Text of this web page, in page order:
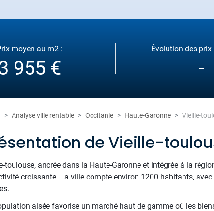
moyen au m2 :
955 €
Évolution des prix
-
Analyse ville rentable Occitanie Haute-Garonne Vieille-
de Vieille-
toulouse, ancrée dans la Haute-Garonne et intégrée à la
croissante. La ville compte environ 1200 habitants,
aisée favorise un marché haut de gamme où les